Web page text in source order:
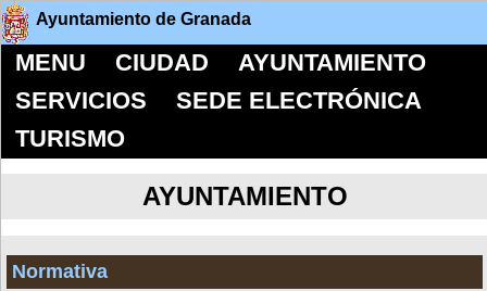
Ayuntamiento de Granada
MENU CIUDAD
AYUNTAMIENTO
SERVICIOS
SEDE ELECTRÓNICA
TURISMO
AYUNTAMIENTO
Normativa